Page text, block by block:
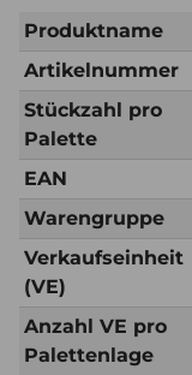
Produktname
Artikelnummer
Stückzahl pro
Palette
EAN
Warengruppe
Verkaufseinheit
(VE)
Anzahl VE pro
Palettenlage